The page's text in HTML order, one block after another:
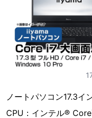
ノートパソコン17.3イ
CPU：インテル®